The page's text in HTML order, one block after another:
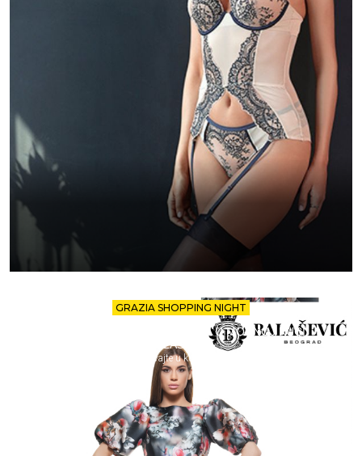
GRAZIA SHOPPING NIGHT
ISKORISTITE -30% POPUSTA U MODNOJ KUĆI
BALAŠEVIĆ!
Uživajte u kupovini.